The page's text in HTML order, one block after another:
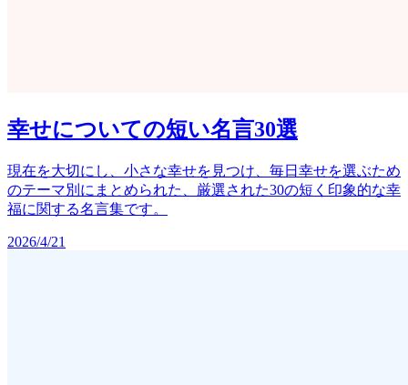
幸せについての短い名言30選
現在を大切にし、小さな幸せを見つけ、毎日幸せを選ぶため
のテーマ別にまとめられた、厳選された30の短く印象的な幸
福に関する名言集です。
2026/4/21